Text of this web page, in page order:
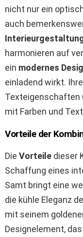
nicht nur ein
auch
harmonieren auf
ein modernes
einladend wirkt.
Texteigenschaften
mit Farben und
Vorteile der
Die Vorteile dieser
Schaffung eines
Samt bringt eine
die kühle Eleganz
mit seinem
Designelement,